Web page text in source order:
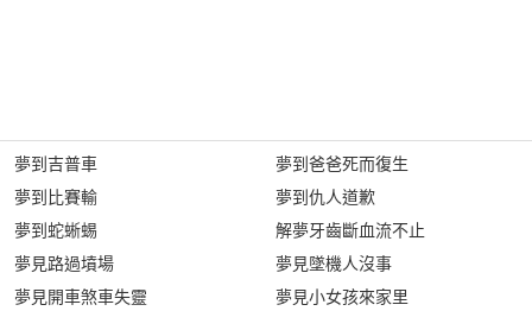
夢到吉普車
夢到比賽輸
夢到蛇蜥蜴
夢見路過墳場
夢見開車煞車失靈
夢到爸爸死而復生
夢到仇人道歉
解夢牙齒斷血流不止
夢見墜機人沒事
夢見小女孩來家里